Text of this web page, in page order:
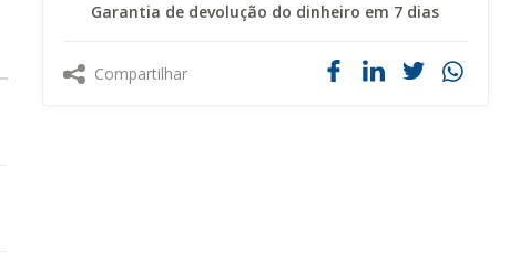
Garantia de devolução do dinheiro em 7 dias
Compartilhar